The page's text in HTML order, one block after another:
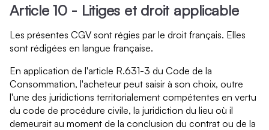
Article 10 - Litiges et droit applicable
Les présentes CGV sont régies par le droit français. Elles
sont rédigées en langue française.
En application de l'article R.631-3 du Code de la
Consommation, l'acheteur peut saisir à son choix, outre
l'une des juridictions territorialement compétentes en vertu
du code de procédure civile, la juridiction du lieu où il
demeurait au moment de la conclusion du contrat ou de la